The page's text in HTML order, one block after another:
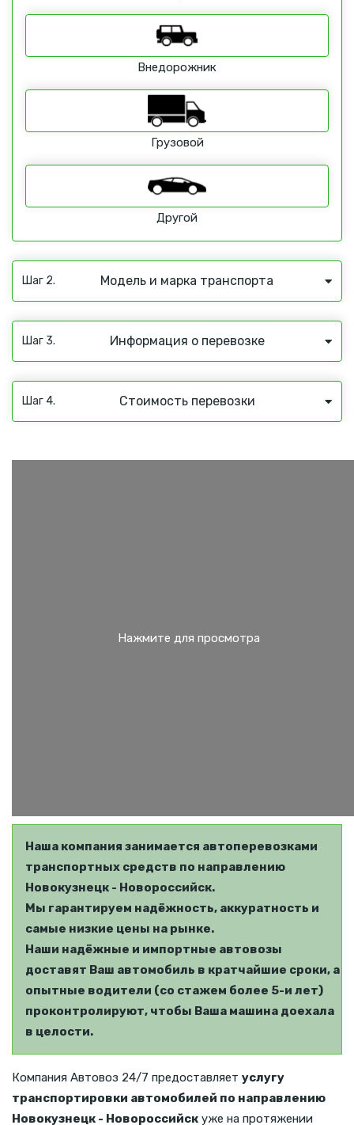
Внедорожник
Грузовой
Другой
Шаг 2. Модель и марка транспорта
Шаг 3. Информация о перевозке
Шаг 4. Стоимость перевозки
Наша компания занимается автоперевозками
транспортных средств по направлению
Новокузнецк - Новороссийск.
Мы гарантируем надёжность, аккуратность и
самые низкие цены на рынке.
Наши надёжные и импортные автовозы
доставят Ваш автомобиль в кратчайшие сроки, а
опытные водители (со стажем более 5-и лет)
проконтролируют, чтобы Ваша машина доехала
в целости.
Компания Автовоз 24/7 предоставляет услугу
транспортировки автомобилей по направлению
Новокузнецк - Новороссийск уже на протяжении